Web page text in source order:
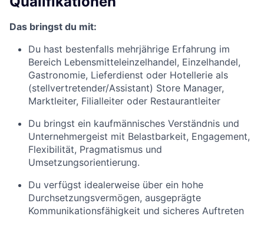
Das bringst du mit:
Du hast bestenfalls mehrjährige Erfahrung im
Bereich Lebensmitteleinzelhandel, Einzelhandel,
Gastronomie, Lieferdienst oder Hotellerie als
(stellvertretender/Assistant) Store Manager,
Marktleiter, Filialleiter oder Restaurantleiter
Du bringst ein kaufmännisches Verständnis und
Unternehmergeist mit Belastbarkeit, Engagement,
Flexibilität, Pragmatismus und
Umsetzungsorientierung.
Du verfügst idealerweise über ein hohe
Durchsetzungsvermögen, ausgeprägte
Kommunikationsfähigkeit und sicheres Auftreten